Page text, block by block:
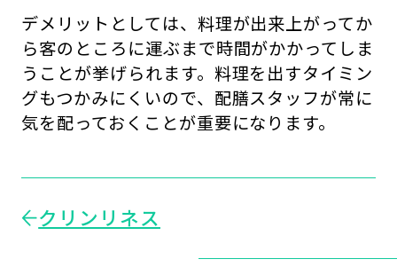
デメリットとしては、料理が出来上がってか
ら客のところに運ぶまで時間がかかってしま
うことが挙げられます。料理を出すタイミン
グもつかみにくいので、配膳スタッフが常に
気を配っておくことが重要になります。
クリンリネス